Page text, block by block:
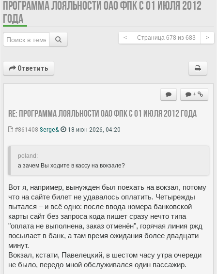
ПРОГРАММА ЛОЯЛЬНОСТИ ОАО ФПК С 01 ИЮЛЯ 2012
ГОДА
< Страница 678 из 683 >
Ответить
+
Re: Программа лояльности ОАО ФПК с 01 июля 2012 года
#861408 Serge& 18 июн 2026, 04:20
poland:
а зачем Вы ходите в кассу на вокзале?
Вот я, например, вынужден был поехать на вокзал, потому
что на сайте билет не удавалось оплатить. Четырежды
пытался – и всё одно: после ввода номера банковской
карты сайт без запроса кода пишет сразу нечто типа
"оплата не выполнена, заказ отменён", горячая линия ржд
посылает в банк, а там время ожидания более двадцати
минут.
Вокзал, кстати, Павелецкий, в шестом часу утра очереди
не было, передо мной обслуживался один пассажир.